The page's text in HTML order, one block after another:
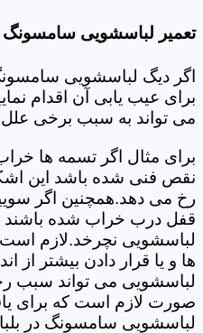
تعمیر لباسشویی سامسونگ
اگر دیگ لباسشویی
برای عیب یابی آن اقدام
می تواند به سبب برخی علل
برای مثال اگر تسمه ها
نقص فنی شده باشد این
رخ می دهد.همچنین اگر
قفل درب خراب شده
لباسشویی نچرخد.لازم
ها و یا قرار دادن بیشتر از
لباسشویی می تواند سبب
صورت لازم است که برای
لباسشویی سامسونگ در